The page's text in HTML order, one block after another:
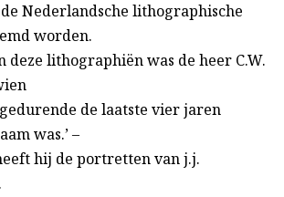
Nederlandsche lithographische
worden.
deze lithographiën was de heer C.W.
de laatste vier jaren
was.’ –
hij de portretten van j.j.